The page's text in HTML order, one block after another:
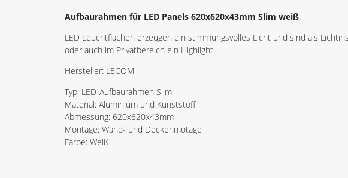
Aufbaurahmen für LED Panels 620x620x43mm Slim weiß
LED Leuchtflächen erzeugen ein stimmungsvolles Licht und sind als
oder auch im Privatbereich ein Highlight.
Hersteller: LECOM
Typ: LED-Aufbaurahmen Slim
Material: Aluminium und Kunststoff
Abmessung: 620x620x43mm
Montage: Wand- und Deckenmotage
Farbe: Weiß